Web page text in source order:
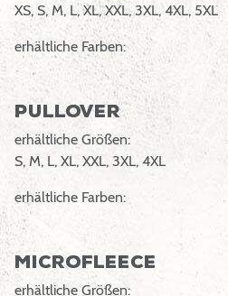
XS, S, M, L, XL, XXL, 3XL, 4XL, 5XL
erhältliche Farben:
Pullover
erhältliche Größen:
S, M, L, XL, XXL, 3XL, 4XL
erhältliche Farben:
Microfleece
erhältliche Größen: